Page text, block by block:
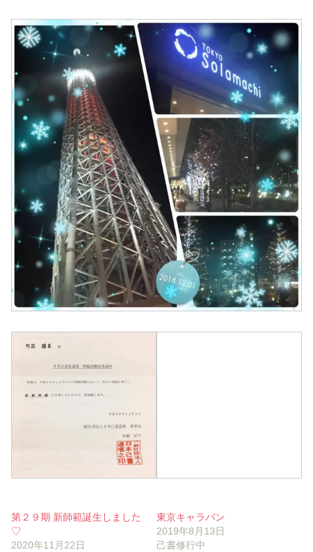
第２９期 新師範誕生しました
♡
2020年11月22日
東京キャラバン
2019年8月13日
己書修行中